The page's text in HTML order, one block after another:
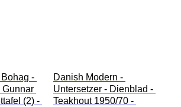
-
Gunnar
(2) -
Danish Modern -
Untersetzer - Dienblad -
Teakhout 1950/70 -